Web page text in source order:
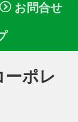
お問合せ
ーポレ